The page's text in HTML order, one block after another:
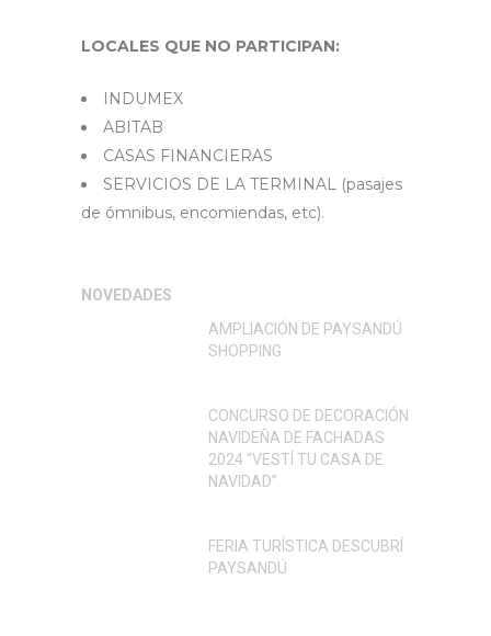
LOCALES QUE NO PARTICIPAN:
INDUMEX
ABITAB
CASAS FINANCIERAS
SERVICIOS DE LA TERMINAL (pasajes
de ómnibus, encomiendas, etc).
NOVEDADES
AMPLIACIÓN DE PAYSANDÚ
SHOPPING
CONCURSO DE DECORACIÓN
NAVIDEÑA DE FACHADAS
2024 “VESTÍ TU CASA DE
NAVIDAD”
FERIA TURÍSTICA DESCUBRÍ
PAYSANDÚ